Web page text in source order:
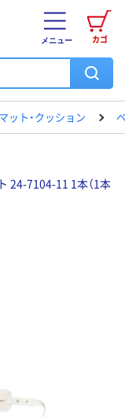
カゴ
メニュー
ット・クッション
24-7104-11 1本（1本